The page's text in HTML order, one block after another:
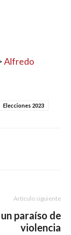
Alfredo
Elecciones 2023
Artículo siguiente
paraíso de
violencia